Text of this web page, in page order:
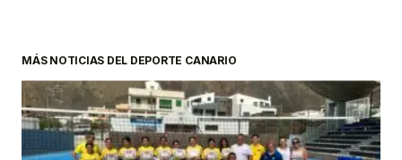
MÁS NOTICIAS DEL DEPORTE CANARIO